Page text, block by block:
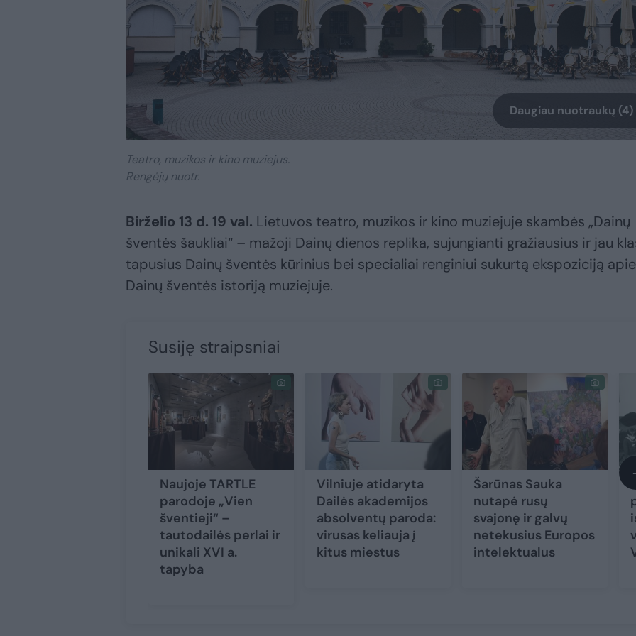
Daugiau nuotraukų (4)
Teatro, muzikos ir kino muziejus.
Rengėjų nuotr.
Birželio 13 d. 19 val. Lietuvos teatro, muzikos ir kino muziejuje skambės „Dainų
šventės šaukliai“ – mažoji Dainų dienos replika, sujungianti gražiausius ir jau
tapusius Dainų šventės kūrinius bei specialiai renginiui sukurtą ekspoziciją apie
Dainų šventės istoriją muziejuje.
Susiję straipsniai
Naujoje TARTLE
parodoje „Vien
šventieji“ –
tautodailės perlai ir
unikali XVI a.
tapyba
Vilniuje atidaryta
Dailės akademijos
absolventų paroda:
virusas keliauja į
kitus miestus
Šarūnas Sauka
nutapė rusų
svajonę ir galvų
netekusius Europos
intelektualus